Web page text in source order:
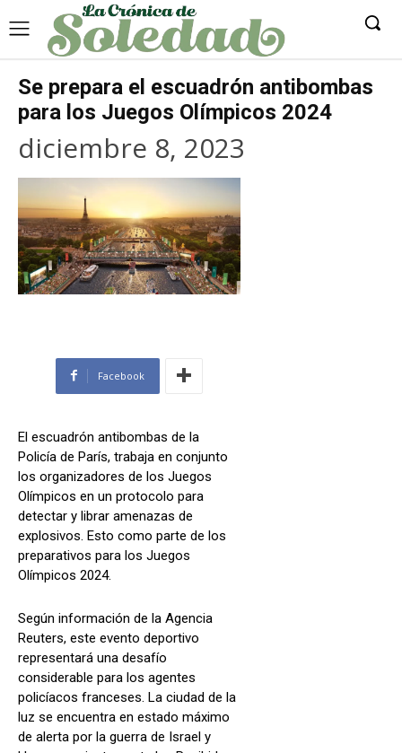
Se prepara el escuadrón antibombas
para los Juegos Olímpicos 2024
diciembre 8, 2023
Facebook
El escuadrón antibombas de la
Policía de París, trabaja en conjunto
los organizadores de los Juegos
Olímpicos en un protocolo para
detectar y librar amenazas de
explosivos. Esto como parte de los
preparativos para los Juegos
Olímpicos 2024.
Según información de la Agencia
Reuters, este evento deportivo
representará una desafío
considerable para los agentes
policíacos franceses. La ciudad de la
luz se encuentra en estado máximo
de alerta por la guerra de Israel y